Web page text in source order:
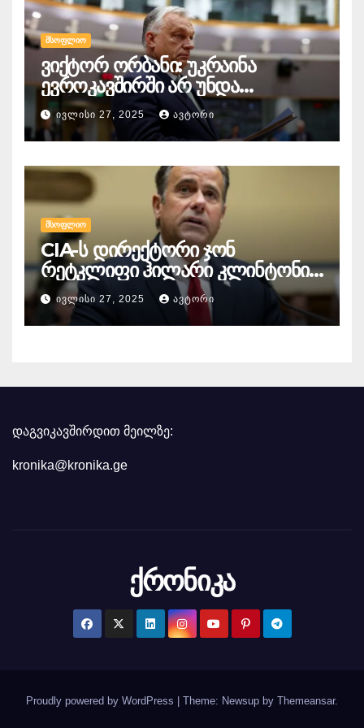
ᲛᲡᲝᲤᲚᲘᲝ
ვიქტორ ორბანი: უკრაინა
ევროკავშირში არ უნდა
გაწევრიანდეს, თუნდაც ამის
გამო მთელი ბრიუსელი ყირაზე
დადგეს
ᲘᲕᲚᲘᲡᲘ 27, 2025 ᲐᲕᲢᲝᲠᲘ
ᲛᲡᲝᲤᲚᲘᲝ
CIA-ს დირექტორი ჯონ
რეტკლიფი ჰილარი კლინტონის
წინააღმდეგ
სისხლისსამართლებრივ
დევნაზე საუბრობს
ᲘᲕᲚᲘᲡᲘ 27, 2025 ᲐᲕᲢᲝᲠᲘ
დაგვიკავშირდით მეილზე:
kronika@kronika.ge
ქრონიკა
Proudly powered by WordPress Theme: Newsup by Themeansar.